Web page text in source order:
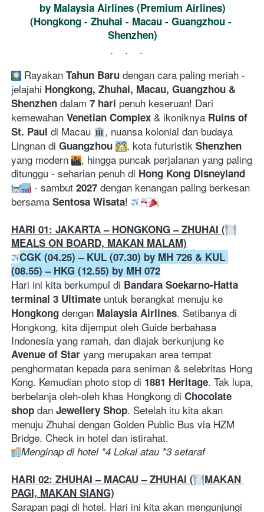
by Malaysia Airlines (Premium Airlines)
(Hongkong - Zhuhai - Macau - Guangzhou -
Shenzhen)
...
Rayakan Tahun Baru dengan cara paling meriah -
jelajahi Hongkong, Zhuhai, Macau, Guangzhou &
Shenzhen dalam 7 hari penuh keseruan! Dari
kemewahan Venetian Complex & ikoniknya Ruins of
St. Paul di Macau
, nuansa kolonial dan budaya
Lingnan di Guangzhou , kota futuristik Shenzhen
yang modern
, hingga puncak perjalanan yang paling
ditunggu - seharian penuh di Hong Kong Disneyland
- sambut 2027 dengan kenangan paling berkesan
bersama Sentosa Wisata!
HARI 01: JAKARTA – HONGKONG – ZHUHAI (
MEALS ON BOARD, MAKAN MALAM)
CGK (04.25) – KUL (07.30) by MH 726 & KUL
(08.55) – HKG (12.55) by MH 072
Hari ini kita berkumpul di Bandara Soekarno-Hatta
terminal 3 Ultimate
Hongkong dengan Malaysia Airlines. Setibanya di
Hongkong, kita dijemput oleh Guide berbahasa
Avenue of Star yang merupakan area tempat
penghormatan kepada para seniman & selebritas Hong
Kong. Kemudian photo stop di 1881 Heritage. Tak lupa,
berbelanja oleh-oleh khas Hongkong di Chocolate
shop dan Jewellery Shop. Setelah itu kita akan
menuju Zhuhai dengan Golden Public Bus via HZM
Bridge. Check in hotel dan istirahat.
Menginap di hotel *4 Lokal atau *3 setaraf
HARI 02: ZHUHAI – MACAU – ZHUHAI (
MAKAN
PAGI, MAKAN SIANG)